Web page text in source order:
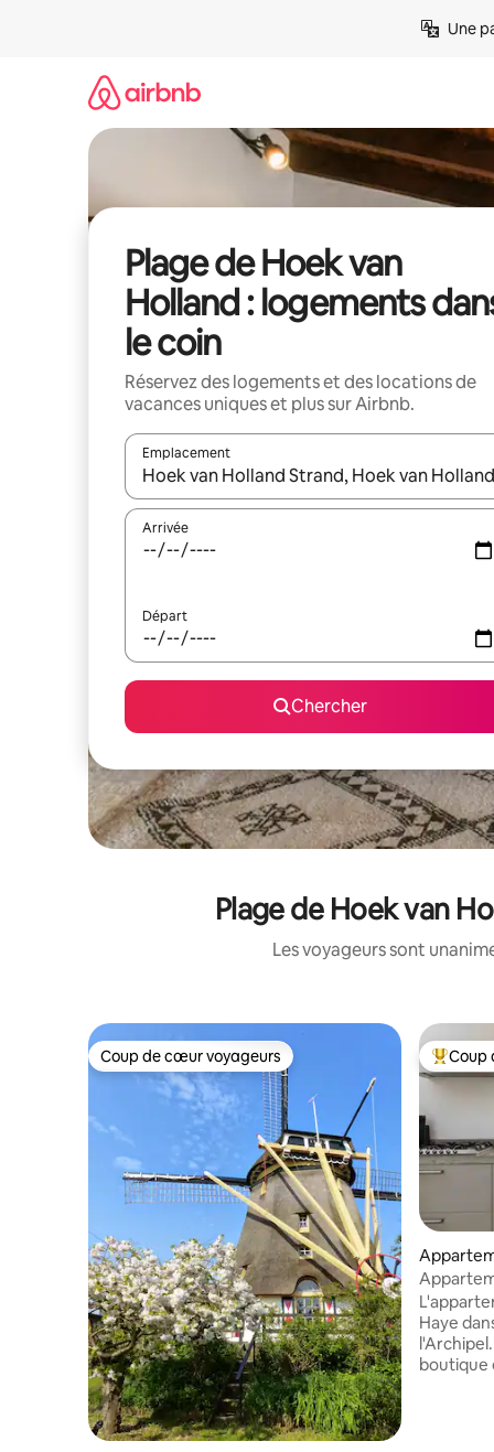
Une
Plage de Hoek van
Holland : logements
le coin
Réservez des logements et des locations de
vacances uniques et plus sur Airbnb.
Emplacement
Quand les résultats sont affichés, parcourez-les
Arrivée
Départ
Chercher
Plage de Hoek van
Les voyageurs sont
Coup de cœur voyageurs
Coup de cœur voyageurs Coup
Coup
2 salles
Haye
boutique